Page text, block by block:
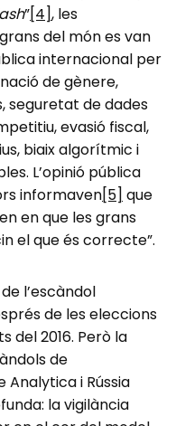
”[4], les
del món es van
internacional per
de gènere,
seguretat de dades
evasió fiscal,
biaix algorítmic i
L’opinió pública
informaven[5] que
en que les grans
el que és correcte”.
l’escàndol
de les eleccions
del 2016. Però la
de
i Rússia
la vigilància